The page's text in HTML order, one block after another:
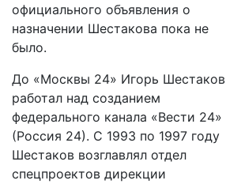
официального объявления о
назначении Шестакова пока не
было.
До «Москвы 24» Игорь Шестаков
работал над созданием
федерального канала «Вести 24»
(Россия 24). С 1993 по 1997 году
Шестаков возглавлял отдел
спецпроектов дирекции